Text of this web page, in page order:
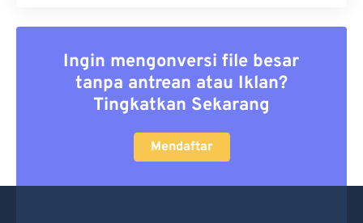
Ingin mengonversi file besar
tanpa antrean atau Iklan?
Tingkatkan Sekarang
Mendaftar